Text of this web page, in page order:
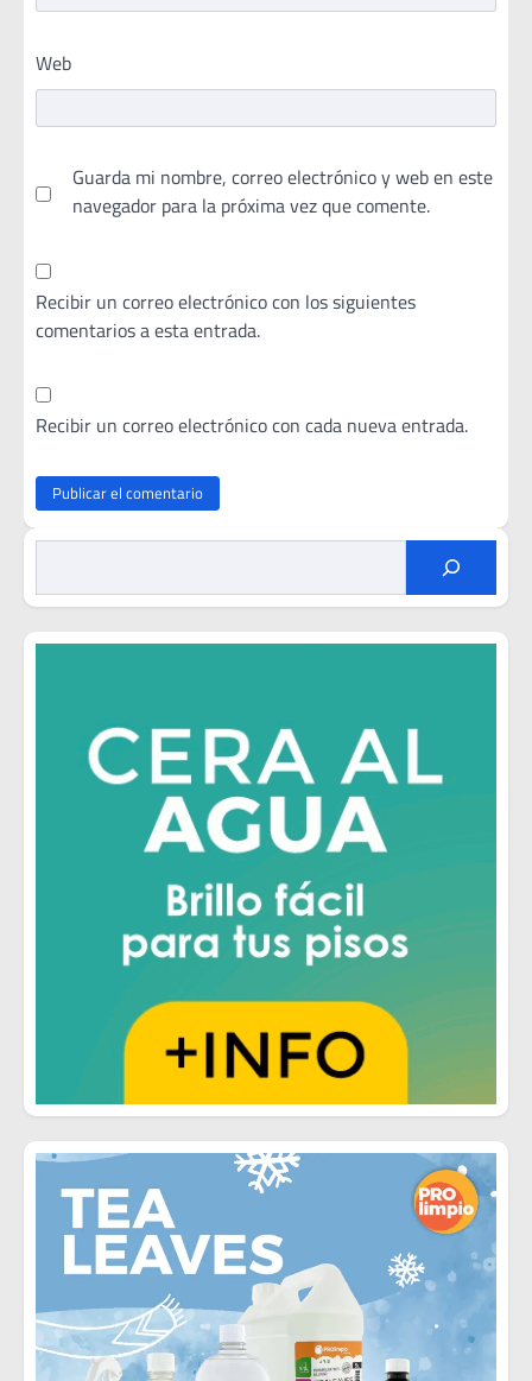
Web
Guarda mi nombre, correo electrónico y web en este
navegador para la próxima vez que comente.
Recibir un correo electrónico con los siguientes
comentarios a esta entrada.
Recibir un correo electrónico con cada nueva entrada.